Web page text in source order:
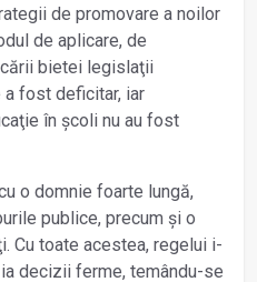
de promovare a noilor
de aplicare, de
bietei legislaţii
fost deficitar, iar
în școli nu au fost
o domnie foarte lungă,
publice, precum și o
Cu toate acestea, regelui i-
decizii ferme, temându-se